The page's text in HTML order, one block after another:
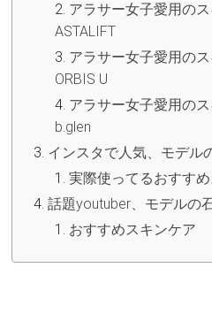
アラサー女子愛用の
ASTALIFT
アラサー女子愛用の
ORBIS U
アラサー女子愛用の
b.glen
インスタで人気、モデ
実際使ってるおすす
話題youtuber、モデル
おすすめスキンケア